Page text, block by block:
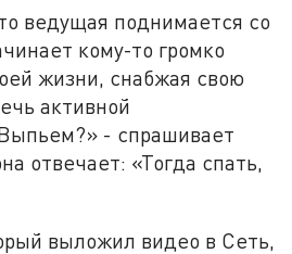
ведущая поднимается со
кому-то громко
жизни, снабжая свою
активной
- спрашивает
отвечает: «Тогда спать,
выложил видео в Сеть,